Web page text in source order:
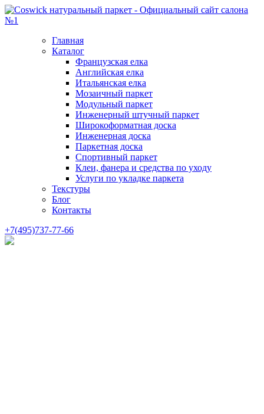
Главная
Каталог
Французская елка
Английская елка
Итальянская елка
Мозаичный паркет
Модульный паркет
Инженерный штучный паркет
Широкоформатная доска
Инженерная доска
Паркетная доска
Спортивный паркет
Клеи, фанера и средства по уходу
Услуги по укладке паркета
Текстуры
Блог
Контакты
+7(495)737-77-66